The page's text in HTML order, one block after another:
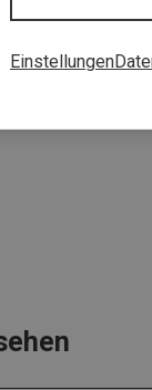
Einstellungen